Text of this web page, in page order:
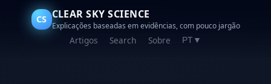
CS CLEAR SKY SCIENCE
Explicações baseadas em evidências, com pouco jargão
Artigos Search Sobre PT ▼